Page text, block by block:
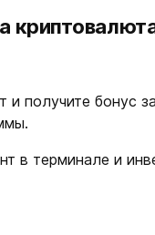
и получите бонус
в терминале и